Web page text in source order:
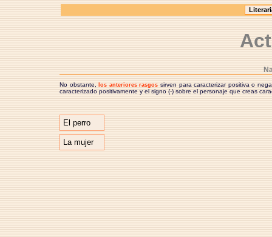
No obstante, los anteriores rasgos sirven para caracterizar positiva o
caracterizado positivamente y el signo (-) sobre el personaje que creas
El perro
La mujer